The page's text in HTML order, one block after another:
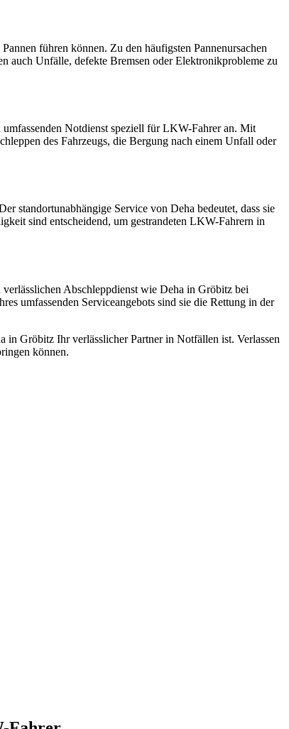
führen können. Zu den häufigsten Pannenursachen
auch Unfälle, defekte Bremsen oder Elektronikprobleme zu
Notdienst speziell für LKW-Fahrer an. Mit
des Fahrzeugs, die Bergung nach einem Unfall oder
standortunabhängige Service von Deha bedeutet, dass sie
sind entscheidend, um gestrandeten LKW-Fahrern in
Abschleppdienst wie Deha in Gröbitz bei
umfassenden Serviceangebots sind sie die Rettung in der
in Gröbitz Ihr verlässlicher Partner in Notfällen ist. Verlassen
können.